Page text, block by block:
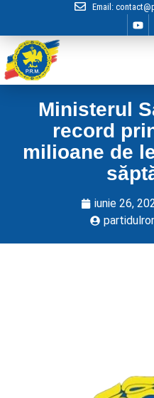
Email:
Ministerul
record
milioane de
iunie 26,